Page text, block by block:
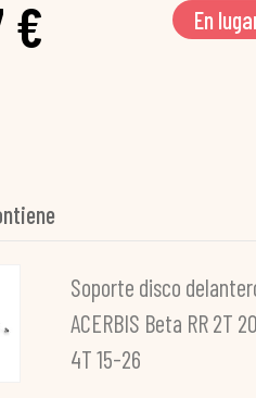
€ En
Soporte disco
ACERBIS Beta RR 2T
4T 15-26